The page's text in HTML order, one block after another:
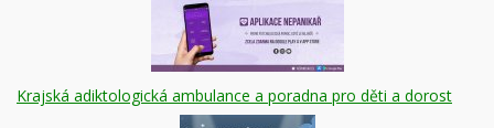
Krajská adiktologická ambulance a poradna pro děti a dorost